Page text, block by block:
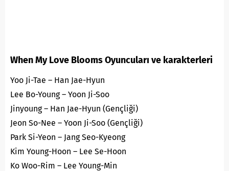
When My Love Blooms Oyuncuları ve karakterleri
Yoo Ji-Tae – Han Jae-Hyun
Lee Bo-Young – Yoon Ji-Soo
Jinyoung – Han Jae-Hyun (Gençliği)
Jeon So-Nee – Yoon Ji-Soo (Gençliği)
Park Si-Yeon – Jang Seo-Kyeong
Kim Young-Hoon – Lee Se-Hoon
Ko Woo-Rim – Lee Young-Min